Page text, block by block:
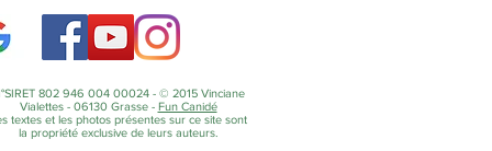
802 946 004 00024 - © 2015 Vinciane
Vialettes - 06130 Grasse - Fun Canidé
textes et les photos présentes sur ce site sont
la propriété exclusive de leurs auteurs.